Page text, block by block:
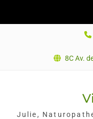
8C Av.
Julie,